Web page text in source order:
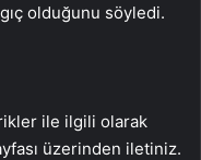
olduğunu söyledi.
ile ilgili olarak
üzerinden iletiniz.